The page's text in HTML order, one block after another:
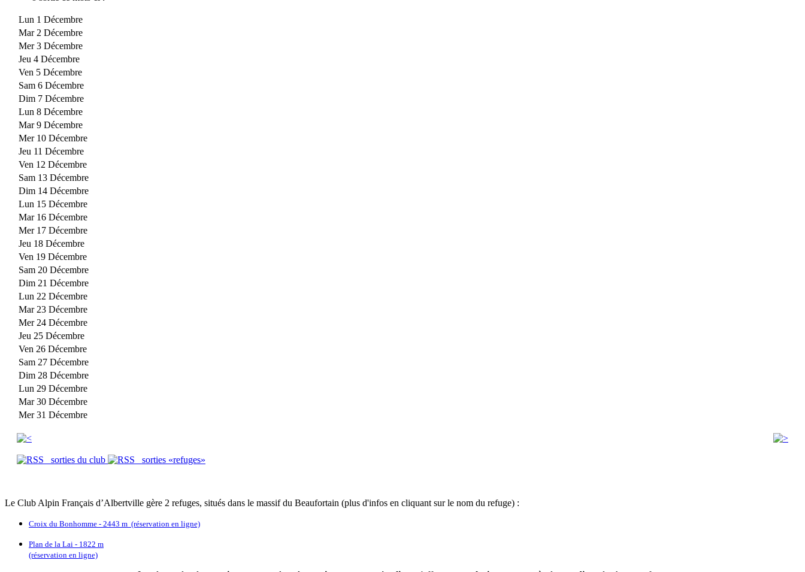
Lun 1 Décembre
Mar 2 Décembre
Mer 3 Décembre
Jeu 4 Décembre
Ven 5 Décembre
Sam 6 Décembre
Dim 7 Décembre
Lun 8 Décembre
Mar 9 Décembre
Mer 10 Décembre
Jeu 11 Décembre
Ven 12 Décembre
Sam 13 Décembre
Dim 14 Décembre
Lun 15 Décembre
Mar 16 Décembre
Mer 17 Décembre
Jeu 18 Décembre
Ven 19 Décembre
Sam 20 Décembre
Dim 21 Décembre
Lun 22 Décembre
Mar 23 Décembre
Mer 24 Décembre
Jeu 25 Décembre
Ven 26 Décembre
Sam 27 Décembre
Dim 28 Décembre
Lun 29 Décembre
Mar 30 Décembre
Mer 31 Décembre
sorties du club sorties «refuges»
Le Club Alpin Français d’Albertville gère 2 refuges, situés dans le massif du Beaufortain (plus d'infos en cliquant sur le nom du refuge) :
Croix du Bonhomme - 2443 m (réservation en ligne)
Plan de la Lai - 1822 m
(réservation en ligne)